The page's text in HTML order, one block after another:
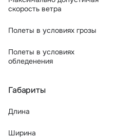
скорость ветра
Полеты в условиях грозы
Полеты в условиях
обледенения
Габариты
Длина
Ширина